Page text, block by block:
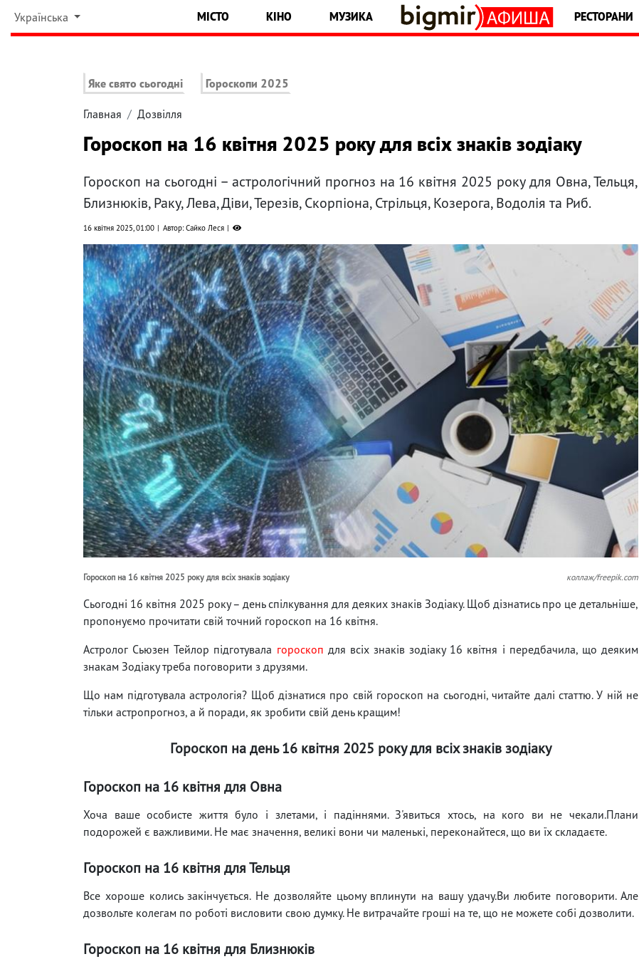
Українська МІСТО КІНО МУЗИКА РЕСТОРАНИ
Яке свято сьогодні Гороскопи 2025
Главная Дозвілля
Гороскоп на 16 квітня 2025 року для всіх знаків зодіаку
Гороскоп на сьогодні – астрологічний прогноз на 16 квітня 2025 року для Овна, Тельця,
Близнюків, Раку, Лева, Діви, Терезів, Скорпіона, Стрільця, Козерога, Водолія та Риб.
16 квітня 2025, 01:00 Автор: Сайко Леся
Гороскоп на 16 квітня 2025 року для всіх знаків зодіаку коллаж/freepik.com
Сьогодні 16 квітня 2025 року – день спілкування для деяких знаків Зодіаку. Щоб дізнатись про це детальніше,
пропонуємо прочитати свій точний гороскоп на 16 квітня.
Астролог Сьюзен Тейлор підготувала гороскоп для всіх знаків зодіаку 16 квітня і передбачила, що деяким
знакам Зодіаку треба поговорити з друзями.
Що нам підготувала астрологія? Щоб дізнатися про свій гороскоп на сьогодні, читайте далі статтю. У ній не
тільки астропрогноз, а й поради, як зробити свій день кращим!
Гороскоп на день 16 квітня 2025 року для всіх знаків зодіаку
Гороскоп на 16 квітня для Овна
Хоча ваше особисте життя було і злетами, і падіннями. З'явиться хтось, на кого ви не чекали.Плани
подорожей є важливими. Не має значення, великі вони чи маленькі, переконайтеся, що ви їх складаєте.
Гороскоп на 16 квітня для Тельця
Все хороше колись закінчується. Не дозволяйте цьому вплинути на вашу удачу.Ви любите поговорити. Але
дозвольте колегам по роботі висловити свою думку. Не витрачайте гроші на те, що не можете собі дозволити.
Гороскоп на 16 квітня для Близнюків